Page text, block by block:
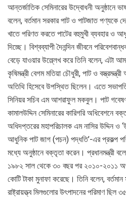
আন্তর্জাতিক সেমিনারের উদ্বোধনী অনুষ্ঠানে
বলেন, বর্তমান সরকার পাট ও পাটজাত পণ্যকে
খাতে পরিণত করতে পাটের বহুমুখী ব্যবহার ও
দিচ্ছে। বিশ্বব্যাপী দৈনন্দিন জীবনে
বেড়ে যাওয়ার উল্ল্লেখ করে তিনি বলেন, এটা
কৃষিমন্ত্রী বেগম মতিয়া চৌধুরী, পাট ও
অতিথি হিসেবে উপস্থিত ছিলেন। এতে
সিনিয়র সচিব এম আশরাফুল মকবুল। পাট
কামালউদ্দিন সেমিনারের কারিগরি
অধিদপ্তরের মহাপরিচালক এম নাসির উদ্দিন ও
আধুনিক পাট জাগ (পচন) পদ্ধতি’-এর প্রকল্প
মধ্যে অনুষ্ঠানে বক্তৃতা করেন। প্রধানমন্ত্রী
১৯৮২ সাল থেকে ৩০ বছর পর ২০১০-২০১১
কোটি টাকা মুনাফা করেছে। তিনি বলেন,
রাষ্ট্রায়ত্ত্ব মিলগুলোর উৎপাদনের পরিমাণ ছিল